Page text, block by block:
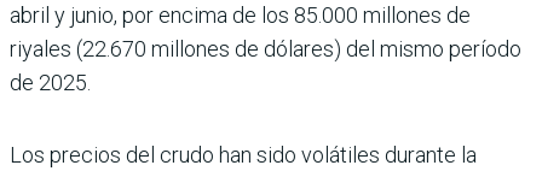
abril y junio, por encima de los 85.000 millones de
riyales (22.670 millones de dólares) del mismo período
de 2025.
Los precios del crudo han sido volátiles durante la